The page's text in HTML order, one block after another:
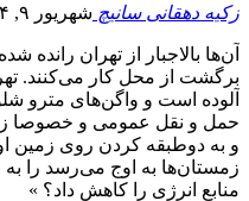
زکیه دهقانی سانیچ شهریور ۹, ۱۴۰۴
برگشت از محل کار می‌کنند.
آلوده است و واگن‌های مترو
حمل و نقل عمومی و خصوصا
و به دوطبقه کردن روی زمین
زمستان‌ها به اوج می‌رسد را به‌
منابع انرژی را کاهش داد؟ »